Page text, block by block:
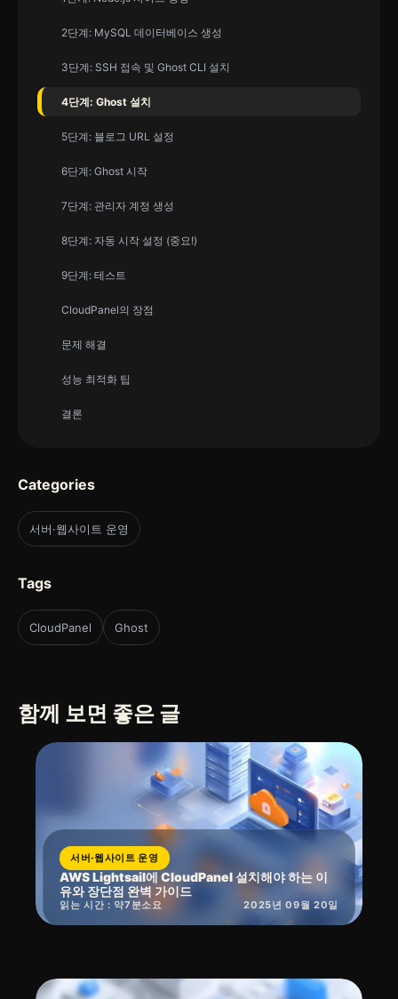
2단계: MySQL 데이터베이스 생성
3단계: SSH 접속 및 Ghost CLI 설치
4단계: Ghost 설치
5단계: 블로그 URL 설정
6단계: Ghost 시작
7단계: 관리자 계정 생성
8단계: 자동 시작 설정 (중요!)
9단계: 테스트
CloudPanel의 장점
문제 해결
성능 최적화 팁
결론
Categories
서버·웹사이트 운영
Tags
CloudPanel Ghost
함께 보면 좋은 글
서버·웹사이트 운영
AWS Lightsail에 CloudPanel 설치해야 하는 이
유와 장단점 완벽 가이드
읽는 시간 : 약7 분소요 2025년 09월 20일